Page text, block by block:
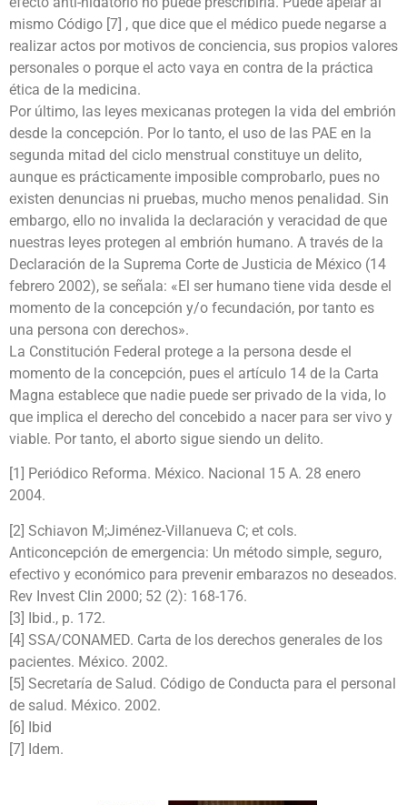
mismo Código [7] , que dice que el médico puede negarse a
realizar actos por motivos de conciencia, sus propios valores
personales o porque el acto vaya en contra de la práctica
ética de la medicina.
Por último, las leyes mexicanas protegen la vida del embrión
desde la concepción. Por lo tanto, el uso de las PAE en la
segunda mitad del ciclo menstrual constituye un delito,
aunque es prácticamente imposible comprobarlo, pues no
existen denuncias ni pruebas, mucho menos penalidad. Sin
embargo, ello no invalida la declaración y veracidad de que
nuestras leyes protegen al embrión humano. A través de la
Declaración de la Suprema Corte de Justicia de México (14
febrero 2002), se señala: «El ser humano tiene vida desde el
momento de la concepción y/o fecundación, por tanto es
una persona con derechos».
La Constitución Federal protege a la persona desde el
momento de la concepción, pues el artículo 14 de la Carta
Magna establece que nadie puede ser privado de la vida, lo
que implica el derecho del concebido a nacer para ser vivo y
viable. Por tanto, el aborto sigue siendo un delito.
[1] Periódico Reforma. México. Nacional 15 A. 28 enero
2004.
[2] Schiavon M;Jiménez-Villanueva C; et cols.
Anticoncepción de emergencia: Un método simple, seguro,
efectivo y económico para prevenir embarazos no deseados.
Rev Invest Clin 2000; 52 (2): 168-176.
[3] Ibid., p. 172.
[4] SSA/CONAMED. Carta de los derechos generales de los
pacientes. México. 2002.
[5] Secretaría de Salud. Código de Conducta para el personal
de salud. México. 2002.
[6] Ibid
[7] Idem.